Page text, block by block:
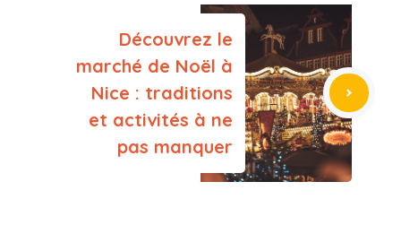
Découvrez le
marché de Noël à
Nice : traditions
et activités à ne
pas manquer